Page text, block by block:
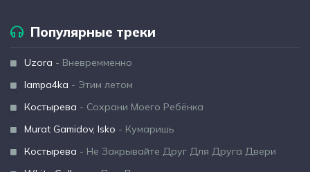
Популярные треки
Uzora - Вневремменно
lampa4ka - Этим летом
Костырева - Сохрани Моего Ребёнка
Murat Gamidov, Isko - Кумаришь
Костырева - Не Закрывайте Друг Для Друга Двери